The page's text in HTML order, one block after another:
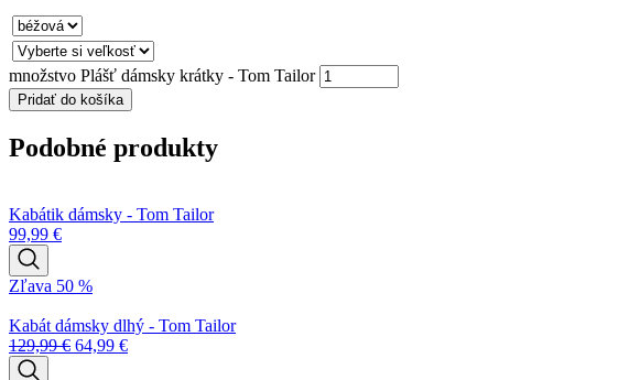
množstvo Plášť dámsky krátky - Tom Tailor
Pridať do košíka
Podobné produkty
Kabátik dámsky - Tom Tailor
99,99 €
Zľava 50 %
Kabát dámsky dlhý - Tom Tailor
129,99€ 64,99 €